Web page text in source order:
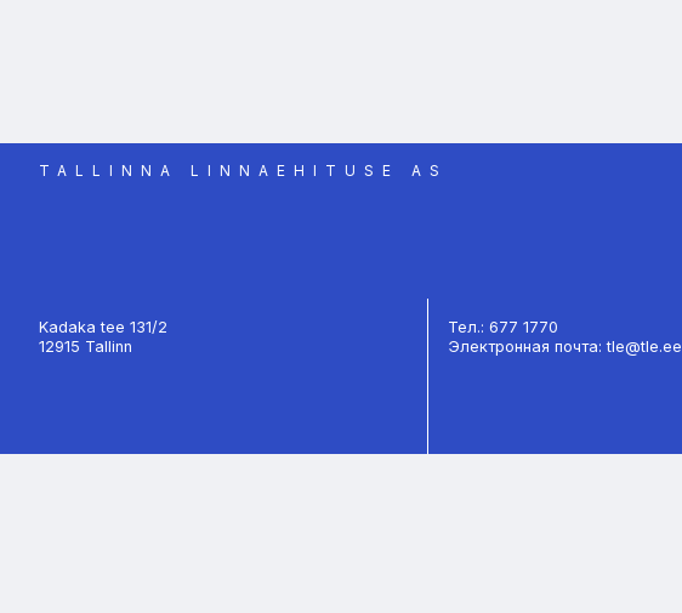
TALLINNA LINNAEHITUSE AS
Kadaka tee 131/2
12915 Tallinn
Тел.: 677 1770
Электронная почта: tle@tle.ee